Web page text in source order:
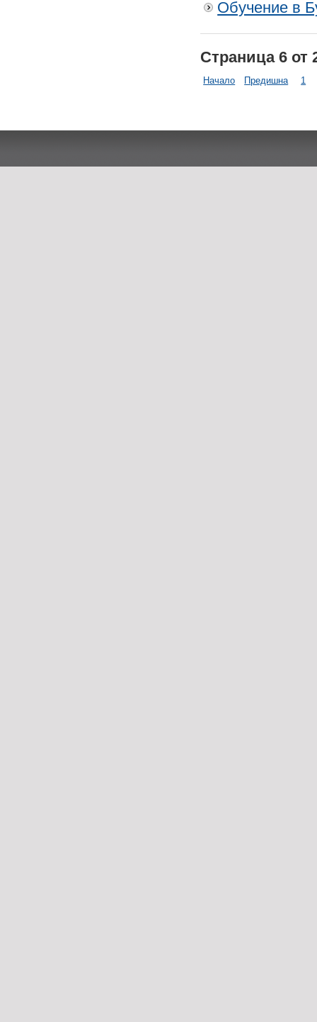
Обучение в
Страница 6 от
Начало Предишна 1